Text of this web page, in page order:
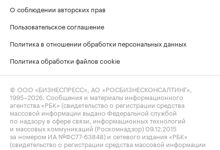
О соблюдении авторских прав
Пользовательское соглашение
Политика в отношении обработки персональных данных
Политика обработки файлов cookie
© ООО «БИЗНЕСПРЕСС», АО «РОСБИЗНЕСКОНСАЛТИНГ»,
1995–2026 . Сообщения и материалы информационного
агентства «РБК» (свидетельство о регистрации средства
массовой информации выдано Федеральной службой
по надзору в сфере связи, информационных технологий
и массовых коммуникаций (Роскомнадзор) 09.12.2015
за номером ИА №ФС77-63848) и сетевого издания «РБК»
(свидетельство о регистрации средства массовой информации